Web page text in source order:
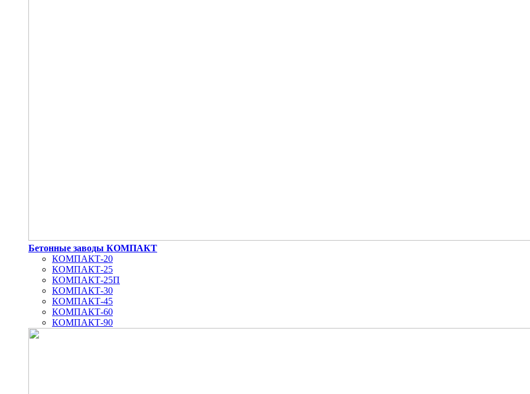
Бетонные заводы КОМПАКТ
КОМПАКТ-20
КОМПАКТ-25
КОМПАКТ-25П
КОМПАКТ-30
КОМПАКТ-45
КОМПАКТ-60
КОМПАКТ-90